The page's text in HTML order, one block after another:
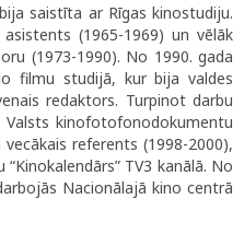
saistīta ar Rīgas kinostudiju.
(1965-1969) un vēlāk
(1973-1990). No 1990. gada
filmu studijā, kur bija valdes
redaktors. Turpinot darbu
kinofotofonodokumentu
referents (1998-2000),
TV3 kanālā. No
Nacionālajā kino centrā